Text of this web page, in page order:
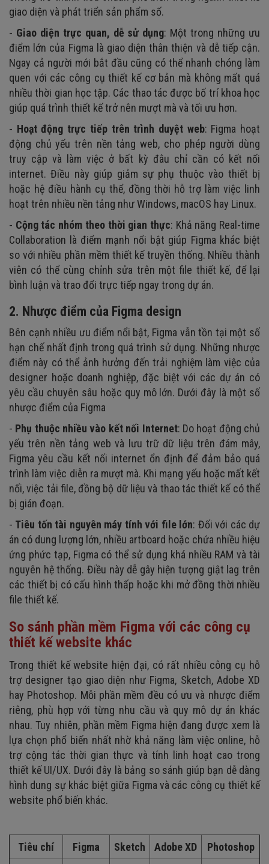
giao diện và phát triển sản phẩm số.
- Giao diện trực quan, dễ sử dụng: Một trong những ưu
điểm lớn của Figma là giao diện thân thiện và dễ tiếp cận.
Ngay cả người mới bắt đầu cũng có thể nhanh chóng làm
quen với các công cụ thiết kế cơ bản mà không mất quá
nhiều thời gian học tập. Các thao tác được bố trí khoa học
giúp quá trình thiết kế trở nên mượt mà và tối ưu hơn.
- Hoạt động trực tiếp trên trình duyệt web: Figma hoạt
động chủ yếu trên nền tảng web, cho phép người dùng
truy cập và làm việc ở bất kỳ đâu chỉ cần có kết nối
internet. Điều này giúp giảm sự phụ thuộc vào thiết bị
hoặc hệ điều hành cụ thể, đồng thời hỗ trợ làm việc linh
hoạt trên nhiều nền tảng như Windows, macOS hay Linux.
- Cộng tác nhóm theo thời gian thực: Khả năng Real-time
Collaboration là điểm mạnh nổi bật giúp Figma khác biệt
so với nhiều phần mềm thiết kế truyền thống. Nhiều thành
viên có thể cùng chỉnh sửa trên một file thiết kế, để lại
bình luận và trao đổi trực tiếp ngay trong dự án.
2. Nhược điểm của Figma design
Bên cạnh nhiều ưu điểm nổi bật, Figma vẫn tồn tại một số
hạn chế nhất định trong quá trình sử dụng. Những nhược
điểm này có thể ảnh hưởng đến trải nghiệm làm việc của
designer hoặc doanh nghiệp, đặc biệt với các dự án có
yêu cầu chuyên sâu hoặc quy mô lớn. Dưới đây là một số
nhược điểm của Figma
- Phụ thuộc nhiều vào kết nối Internet: Do hoạt động chủ
yếu trên nền tảng web và lưu trữ dữ liệu trên đám mây,
Figma yêu cầu kết nối internet ổn định để đảm bảo quá
trình làm việc diễn ra mượt mà. Khi mạng yếu hoặc mất kết
nối, việc tải file, đồng bộ dữ liệu và thao tác thiết kế có thể
bị gián đoạn.
- Tiêu tốn tài nguyên máy tính với file lớn: Đối với các dự
án có dung lượng lớn, nhiều artboard hoặc chứa nhiều hiệu
ứng phức tạp, Figma có thể sử dụng khá nhiều RAM và tài
nguyên hệ thống. Điều này dễ gây hiện tượng giật lag trên
các thiết bị có cấu hình thấp hoặc khi mở đồng thời nhiều
file thiết kế.
So sánh phần mềm Figma với các công cụ
thiết kế website khác
Trong thiết kế website hiện đại, có rất nhiều công cụ hỗ
trợ designer tạo giao diện như Figma, Sketch, Adobe XD
hay Photoshop. Mỗi phần mềm đều có ưu và nhược điểm
riêng, phù hợp với từng nhu cầu và quy mô dự án khác
nhau. Tuy nhiên, phần mềm Figma hiện đang được xem là
lựa chọn phổ biến nhất nhờ khả năng làm việc online, hỗ
trợ cộng tác thời gian thực và tính linh hoạt cao trong
thiết kế UI/UX. Dưới đây là bảng so sánh giúp bạn dễ dàng
hình dung sự khác biệt giữa Figma và các công cụ thiết kế
website phổ biến khác.
Tiêu chí Figma Sketch Adobe XD
Photoshop